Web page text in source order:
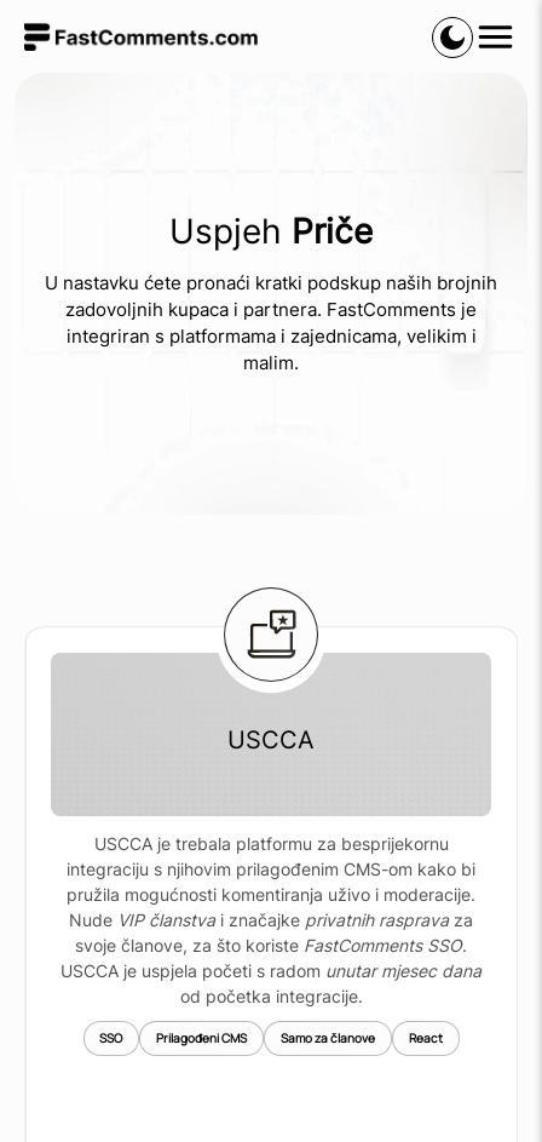
Uspjeh Priče
U nastavku ćete pronaći kratki podskup naših brojnih
zadovoljnih kupaca i partnera. FastComments je
integriran s platformama i zajednicama, velikim i
malim.
USCCA
USCCA je trebala platformu za besprijekornu
integraciju s njihovim prilagođenim CMS-om kako bi
pružila mogućnosti komentiranja uživo i moderacije.
Nude VIP članstvai značajke privatnih raspravaza
svoje članove, za što koriste FastComments SSO.
USCCA je uspjela početi s radom unutar mjesec dana
od početka integracije.
SSO Prilagođeni CMS Samo za članove React